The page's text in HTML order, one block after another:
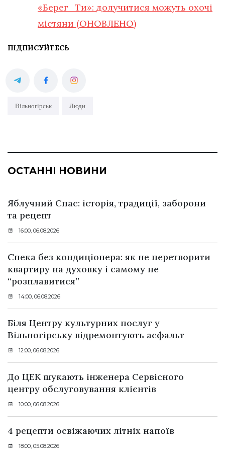
«Берег_Ти»: долучитися можуть охочі
містяни (ОНОВЛЕНО)
ПІДПИСУЙТЕСЬ
Вільногірськ Люди
ОСТАННІ НОВИНИ
Яблучний Спас: історія, традиції, заборони
та рецепт
16:00, 06.08.2026
Спека без кондиціонера: як не перетворити
квартиру на духовку і самому не
“розплавитися”
14:00, 06.08.2026
Біля Центру культурних послуг у
Вільногірську відремонтують асфальт
12:00, 06.08.2026
До ЦЕК шукають інженера Сервісного
центру обслуговування клієнтів
10:00, 06.08.2026
4 рецепти освіжаючих літніх напоїв
18:00, 05.08.2026